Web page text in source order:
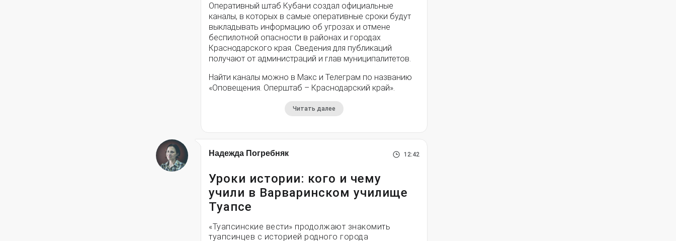
Оперативный штаб Кубани создал официальные
каналы, в которых в самые оперативные сроки будут
выкладывать информацию об угрозах и отмене
беспилотной опасности в районах и городах
Краснодарского края. Сведения для публикаций
получают от администраций и глав муниципалитетов.
Найти каналы можно в Макс и Телеграм по названию
«Оповещения. Оперштаб – Краснодарский край».
Читать далее
Надежда Погребняк 12:42
Уроки истории: кого и чему
учили в Варваринском училище
Туапсе
«Туапсинские вести» продолжают знакомить
туапсинцев с историей родного города